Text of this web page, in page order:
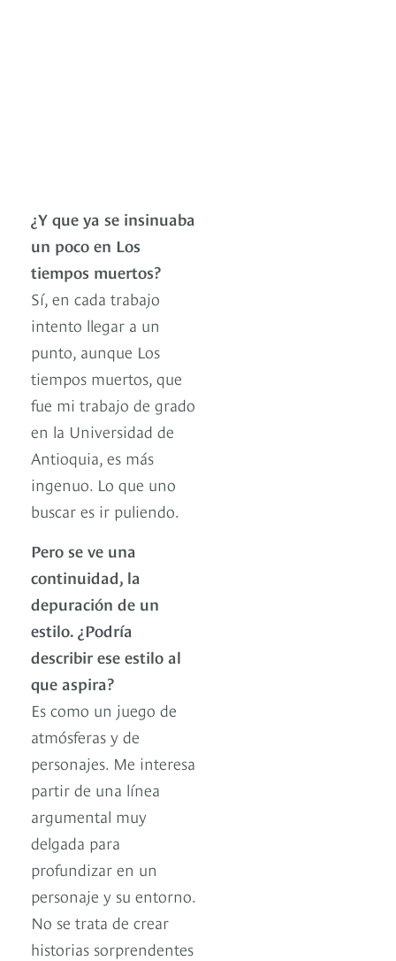
¿Y que ya se insinuaba
un poco en Los
tiempos muertos?
Sí, en cada trabajo
intento llegar a un
punto, aunque Los
tiempos muertos, que
fue mi trabajo de grado
en la Universidad de
Antioquia, es más
ingenuo. Lo que uno
buscar es ir puliendo.
Pero se ve una
continuidad, la
depuración de un
estilo. ¿Podría
describir ese estilo al
que aspira?
Es como un juego de
atmósferas y de
personajes. Me interesa
partir de una línea
argumental muy
delgada para
profundizar en un
personaje y su entorno.
No se trata de crear
historias sorprendentes